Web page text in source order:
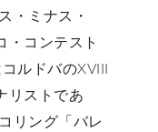
・ミナス・
・コンテスト
ルドバのXVIII
リストであ
リング「バレ